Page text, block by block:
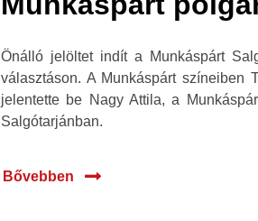
Önálló jelöltet indít a Munkáspárt
választáson. A Munkáspárt színeiben
jelentette be Nagy Attila, a
Salgótarjánban.
Bővebben